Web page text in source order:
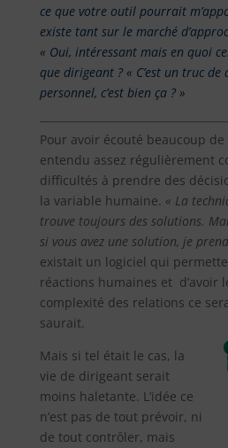
ce que votre outil pourrait
existe tant sur le marché
« Oui, intéressant mais en quoi
que dirigeant ? « C’est un truc de
personnel, c’est bien ça ? »
Pour avoir écouté beaucoup de
entendu assez régulièrement
difficultés à prendre des
la variable humaine. « La
trouve toujours des solutions.
si vous avez une solution, je
existait un logiciel qui
réactions humaines et d’avoir
complexité des relations ce
saurait.
Mais si tel était le cas, la
vie de dirigeant serait
moins haletante. L’idée ce
n’est pas de tout prévoir, ni
de tout contrôler, mais